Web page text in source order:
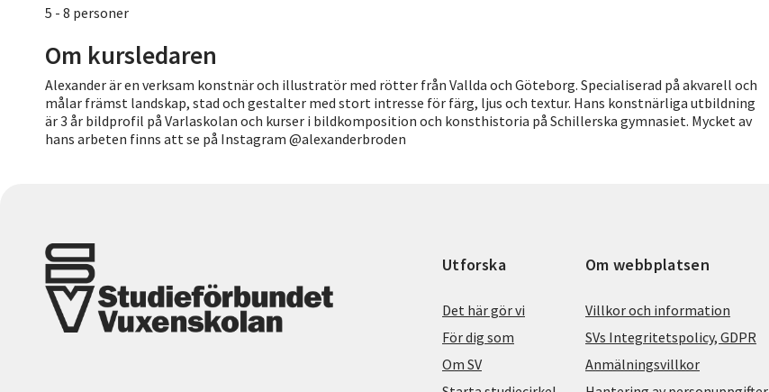
5 - 8 personer
Om kursledaren
Alexander är en verksam konstnär och illustratör med rötter från Vallda och Göteborg. Specialiserad på akvarell och
målar främst landskap, stad och gestalter med stort intresse för färg, ljus och textur. Hans konstnärliga utbildning
är 3 år bildprofil på Varlaskolan och kurser i bildkomposition och konsthistoria på Schillerska gymnasiet. Mycket av
hans arbeten finns att se på Instagram @alexanderbroden
Utforska
Det här gör vi
För dig som
Om SV
Om webbplatsen
Villkor och information
SVs Integritetspolicy, GDPR
Anmälningsvillkor